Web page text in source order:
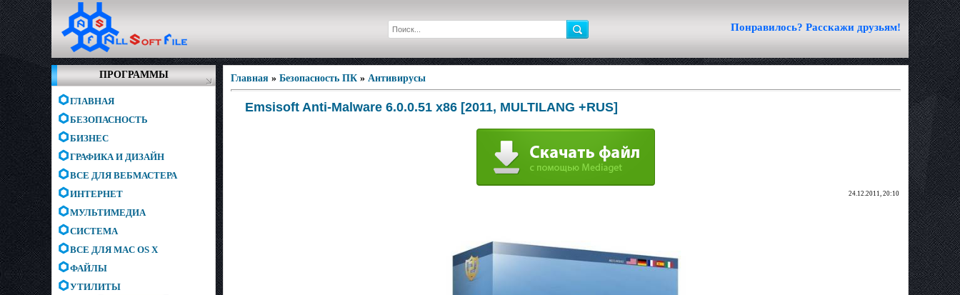
Понравилось? Расскажи друзьям!
ПРОГРАММЫ
ГЛАВНАЯ
БЕЗОПАСНОСТЬ
БИЗНЕС
ГРАФИКА И ДИЗАЙН
ВСЕ ДЛЯ ВЕБМАСТЕРА
ИНТЕРНЕТ
МУЛЬТИМЕДИА
СИСТЕМА
ВСЕ ДЛЯ MAC OS X
ФАЙЛЫ
УТИЛИТЫ
Главная » Безопасность ПК » Антивирусы
Emsisoft Anti-Malware 6.0.0.51 x86 [2011, MULTILANG +RUS]
24.12.2011, 20:10